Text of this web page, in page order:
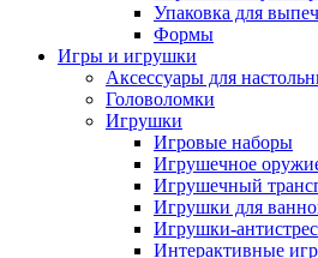
Упаковка для
Формы
Игры и игрушки
Аксессуары для
Головоломки
Игрушки
Игровые наборы
Игрушечное
Игрушечный
Игрушки для
Игрушки-
Интерактивные